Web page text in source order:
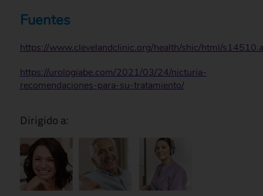
Fuentes
https://www.clevelandclinic.org/health/shic/html/
https://urologiabe.com/2021/03/24/nicturia-
recomendaciones-para-su-tratamiento/
Dirigido a: